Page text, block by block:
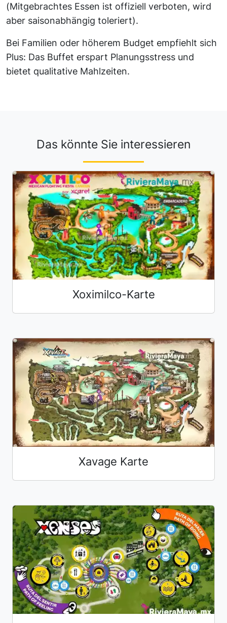
(Mitgebrachtes Essen ist offiziell verboten, wird
aber saisonabhängig toleriert).
Bei Familien oder höherem Budget empfiehlt sich
Plus: Das Buffet erspart Planungsstress und
bietet qualitative Mahlzeiten.
Das könnte Sie interessieren
Xoximilco-Karte
Xavage Karte